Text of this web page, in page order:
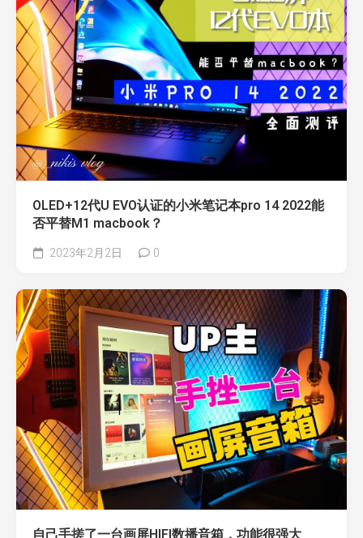
OLED+12代U EVO认证的小米笔记本pro 14 2022能
否平替M1 macbook？
2023年2月2日 0
自己手搓了一台画屏HIFI数播音箱，功能很强大